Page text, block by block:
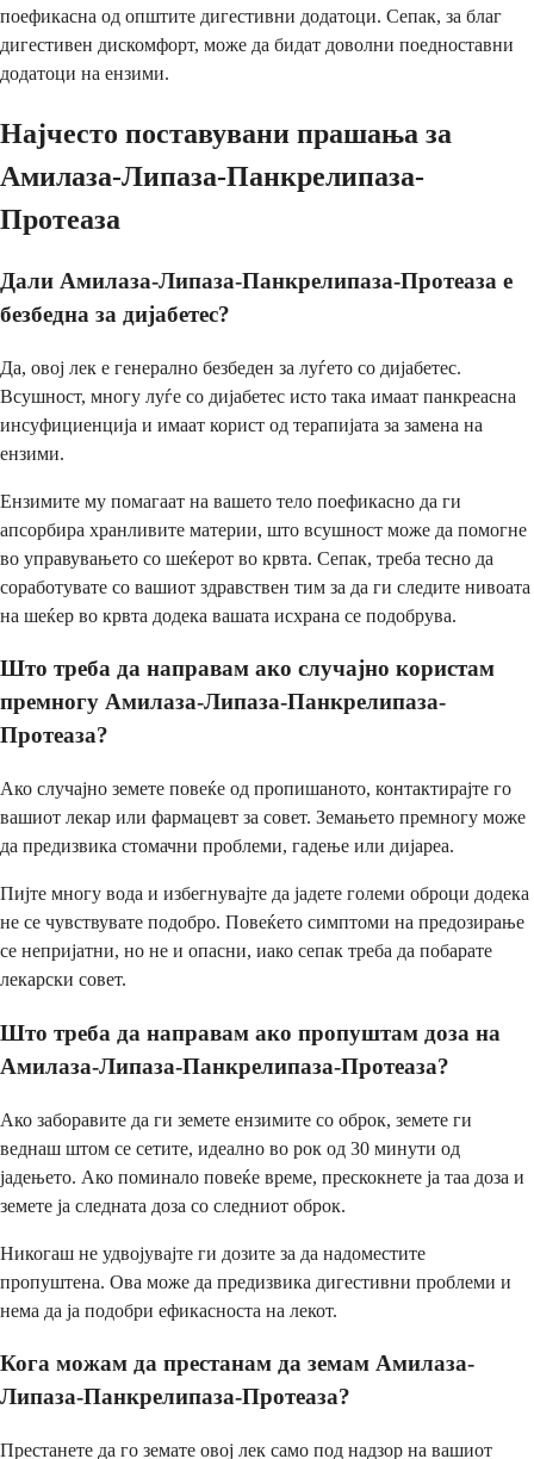
поефикасна од општите дигестивни додатоци. Сепак, за благ
дигестивен дискомфорт, може да бидат доволни поедноставни
додатоци на ензими.
Најчесто поставувани прашања за
Амилаза-Липаза-Панкрелипаза-
Протеаза
Дали Амилаза-Липаза-Панкрелипаза-Протеаза е
безбедна за дијабетес?
Да, овој лек е генерално безбеден за луѓето со дијабетес.
Всушност, многу луѓе со дијабетес исто така имаат панкреасна
инсуфициенција и имаат корист од терапијата за замена на
ензими.
Ензимите му помагаат на вашето тело поефикасно да ги
апсорбира хранливите материи, што всушност може да помогне
во управувањето со шеќерот во крвта. Сепак, треба тесно да
соработувате со вашиот здравствен тим за да ги следите нивоата
на шеќер во крвта додека вашата исхрана се подобрува.
Што треба да направам ако случајно користам
премногу Амилаза-Липаза-Панкрелипаза-
Протеаза?
Ако случајно земете повеќе од пропишаното, контактирајте го
вашиот лекар или фармацевт за совет. Земањето премногу може
да предизвика стомачни проблеми, гадење или дијареа.
Пијте многу вода и избегнувајте да јадете големи оброци додека
не се чувствувате подобро. Повеќето симптоми на предозирање
се непријатни, но не и опасни, иако сепак треба да побарате
лекарски совет.
Што треба да направам ако пропуштам доза на
Амилаза-Липаза-Панкрелипаза-Протеаза?
Ако заборавите да ги земете ензимите со оброк, земете ги
веднаш штом се сетите, идеално во рок од 30 минути од
јадењето. Ако поминало повеќе време, прескокнете ја таа доза и
земете ја следната доза со следниот оброк.
Никогаш не удвојувајте ги дозите за да надоместите
пропуштена. Ова може да предизвика дигестивни проблеми и
нема да ја подобри ефикасноста на лекот.
Кога можам да престанам да земам Амилаза-
Липаза-Панкрелипаза-Протеаза?
Престанете да го земате овој лек само под надзор на вашиот